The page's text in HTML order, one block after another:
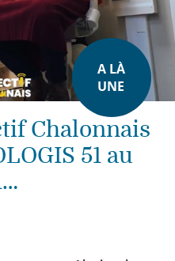
A LÀ
UNE
Chalonnais
51 au